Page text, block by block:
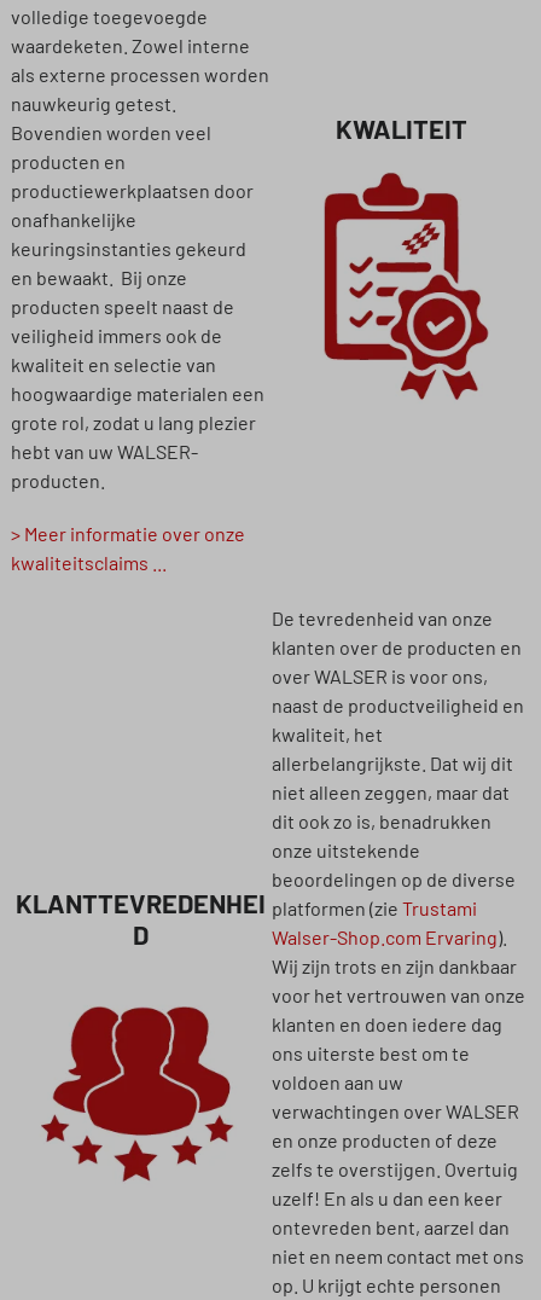
volledige toegevoegde
waardeketen. Zowel interne
als externe processen worden
nauwkeurig getest.
Bovendien worden veel
producten en
productiewerkplaatsen door
onafhankelijke
keuringsinstanties gekeurd
en bewaakt. Bij onze
producten speelt naast de
veiligheid immers ook de
kwaliteit en selectie van
hoogwaardige materialen een
grote rol, zodat u lang plezier
hebt van uw WALSER-
producten.
> Meer informatie over onze
kwaliteitsclaims ...
KWALITEIT
KLANTTEVREDENHEI
D
De tevredenheid van onze
klanten over de producten en
over WALSER is voor ons,
naast de productveiligheid en
kwaliteit, het
allerbelangrijkste. Dat wij dit
niet alleen zeggen, maar dat
dit ook zo is, benadrukken
onze uitstekende
beoordelingen op de diverse
platformen (zie Trustami
Walser-Shop.com Ervaring).
Wij zijn trots en zijn dankbaar
voor het vertrouwen van onze
klanten en doen iedere dag
ons uiterste best om te
voldoen aan uw
verwachtingen over WALSER
en onze producten of deze
zelfs te overstijgen. Overtuig
uzelf! En als u dan een keer
ontevreden bent, aarzel dan
niet en neem contact met ons
op. U krijgt echte personen